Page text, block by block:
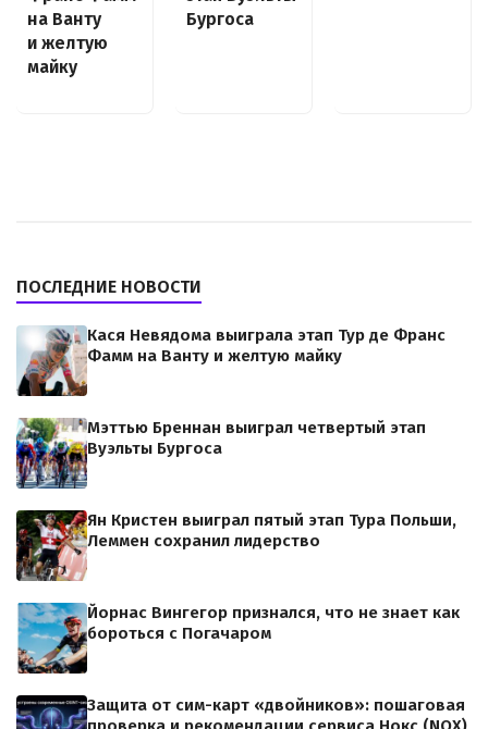
на Ванту
и желтую
майку
Бургоса
ПОСЛЕДНИЕ НОВОСТИ
Кася Невядома выиграла этап Тур де Франс
Фамм на Ванту и желтую майку
Мэттью Бреннан выиграл четвертый этап
Вуэльты Бургоса
Ян Кристен выиграл пятый этап Тура Польши,
Леммен сохранил лидерство
Йорнас Вингегор признался, что не знает как
бороться с Погачаром
Защита от сим-карт «двойников»: пошаговая